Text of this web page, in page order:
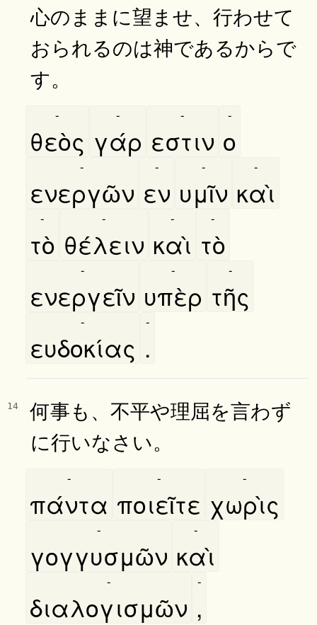
心のままに望ませ、行わせて
おられるのは神であるからで
す。
θεὸς
-
γάρ
-
εστιν
-
ο
-
ενεργῶν
-
εν
-
υμῖν
-
καὶ
-
τὸ
-
θέλειν
-
καὶ
-
τὸ
-
ενεργεῖν
-
υπὲρ
-
τῆς
-
ευδοκίας
-
.
-
14
何事も、不平や理屈を言わず
に行いなさい。
πάντα
-
ποιεῖτε
-
χωρὶς
-
γογγυσμῶν
-
καὶ
-
διαλογισμῶν
-
,
-